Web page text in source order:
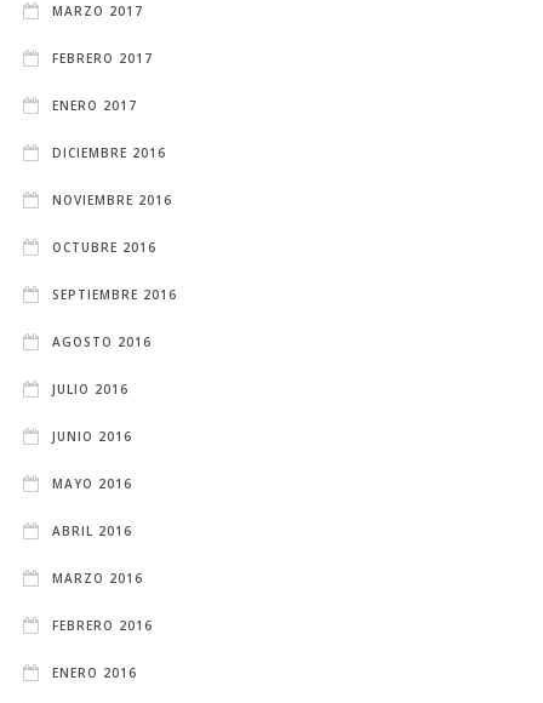
MARZO 2017
FEBRERO 2017
ENERO 2017
DICIEMBRE 2016
NOVIEMBRE 2016
OCTUBRE 2016
SEPTIEMBRE 2016
AGOSTO 2016
JULIO 2016
JUNIO 2016
MAYO 2016
ABRIL 2016
MARZO 2016
FEBRERO 2016
ENERO 2016